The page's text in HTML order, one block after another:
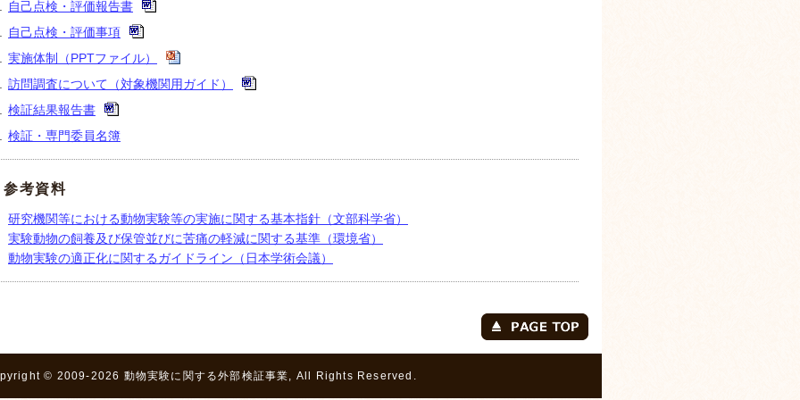
自己点検・評価報告書
自己点検・評価事項
実施体制（PPTファイル）
訪問調査について（対象機関用ガイド）
検証結果報告書
検証・専門委員名簿
参考資料
研究機関等における動物実験等の実施に関する基本指針（文部科学省）
実験動物の飼養及び保管並びに苦痛の軽減に関する基準（環境省）
動物実験の適正化に関するガイドライン（日本学術会議）
© 2009-2026 動物実験に関する外部検証事業, All Rights Reserved.